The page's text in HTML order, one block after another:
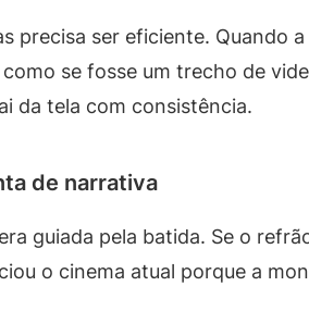
precisa ser eficiente. Quando
se fosse um trecho de
da tela com consistência.
de narrativa
guiada pela batida. Se o
o cinema atual porque a